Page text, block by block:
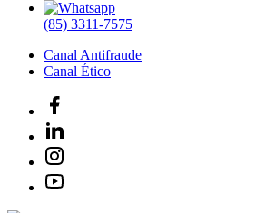
(85) 3311-7575
Canal Antifraude
Canal Ético